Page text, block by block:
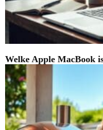
Welke Apple MacBook